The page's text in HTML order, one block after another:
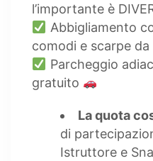
l’importante è
Abbigliamento
comodi e scarpe
Parcheggio
gratuito
La quota
di
Istruttore e